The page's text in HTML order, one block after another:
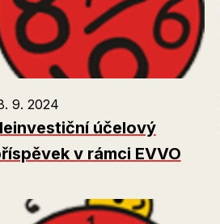
9. 2024
účelový
v rámci EVVO